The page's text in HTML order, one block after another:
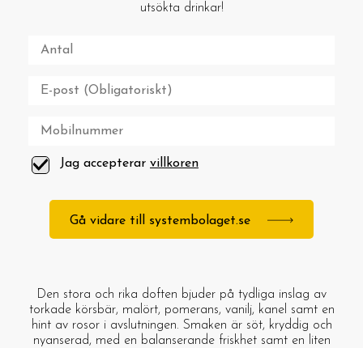
utsökta drinkar!
Jag accepterar villkoren
Gå vidare till systembolaget.se
Den stora och rika doften bjuder på tydliga inslag av
torkade körsbär, malört, pomerans, vanilj, kanel samt en
hint av rosor i avslutningen. Smaken är söt, kryddig och
nyanserad, med en balanserande friskhet samt en liten